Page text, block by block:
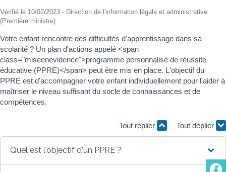
Vérifié le 10/02/2023 - Direction de l'information légale et administrative
(Première ministre)
Votre enfant rencontre des difficultés d'apprentissage dans sa
scolarité ? Un plan d'actions appelé <span
class="miseenevidence">programme personnalisé de réussite
éducative (PPRE)</span> peut être mis en place. L'objectif du
PPRE est d'accompagner votre enfant individuellement pour l'aider à
maîtriser le niveau suffisant du socle de connaissances et de
compétences.
Tout replier Tout déplier
Quel est l'objectif d'un PPRE ?